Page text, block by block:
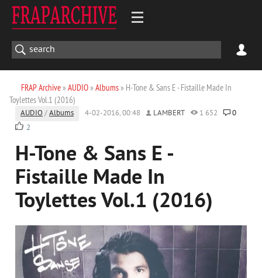
FRAP Archive» AUDIO» Albums» H-Tone & Sans E - Fistaille Made In
Toylettes Vol.1 (2016)
AUDIO /Albums 4-02-2016, 00:48 LAMBERT 1 652
0
2
H-Tone & Sans E -
Fistaille Made In
Toylettes Vol.1 (2016)